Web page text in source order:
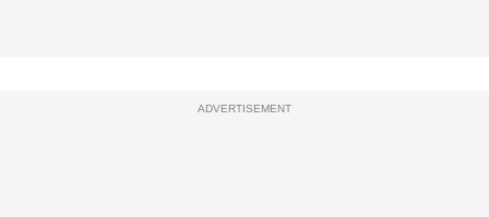
ADVERTISEMENT